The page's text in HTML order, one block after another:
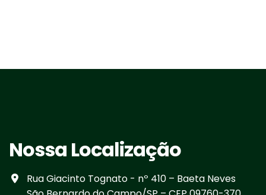
Nossa Localização
Rua Giacinto Tognato - nº 410 – Baeta Neves